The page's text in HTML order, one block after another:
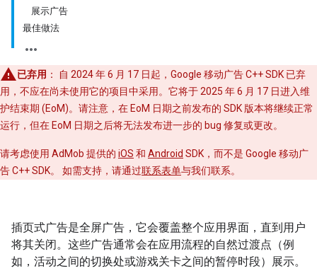
展示广告
最佳做法
已弃用 ： 自 2024 年 6 月 17 日起，Google 移动广告 C++ SDK 已弃
用 ，不应在尚未使用它的项目中采用。它将于 2025 年 6 月 17 日进入维
护结束期 (EoM)。请注意，在 EoM 日期之前发布的 SDK 版本将继续正常
运行，但在 EoM 日期之后将无法发布进一步的 bug 修复或更改。
请考虑使用 AdMob 提供的 iOS 和 Android SDK，而不是 Google 移动广
告 C++ SDK。 如需支持，请通过联系表单与我们联系。
插页式广告是全屏广告，它会覆盖整个应用界面，直到用户
将其关闭。这些广告通常会在应用流程的自然过渡点（例
如，活动之间的切换处或游戏关卡之间的暂停时段）展示。